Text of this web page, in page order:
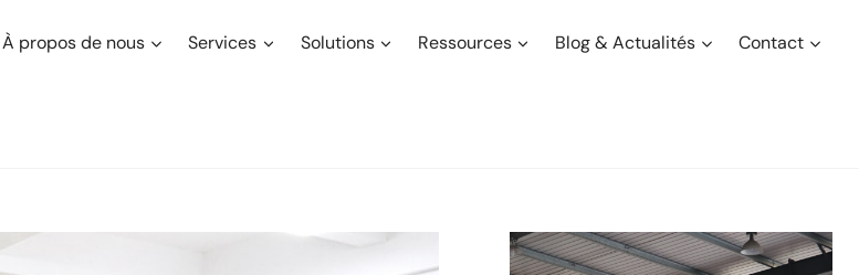
À propos de nous Services Solutions Ressources Blog & Actualités Contact